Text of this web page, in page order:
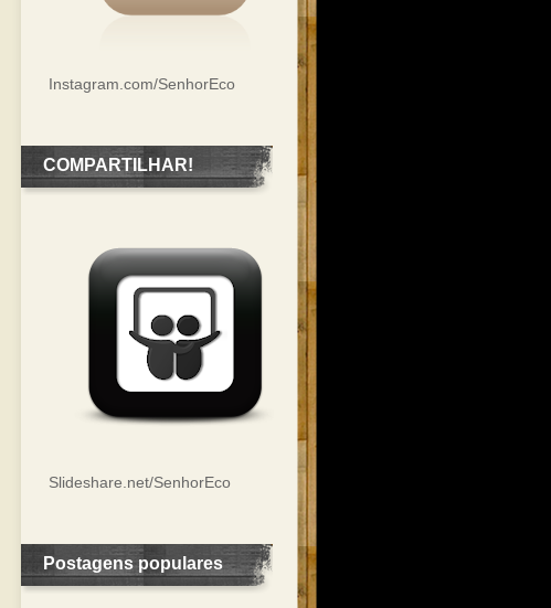
Instagram.com/SenhorEco
COMPARTILHAR!
Slideshare.net/SenhorEco
Postagens populares